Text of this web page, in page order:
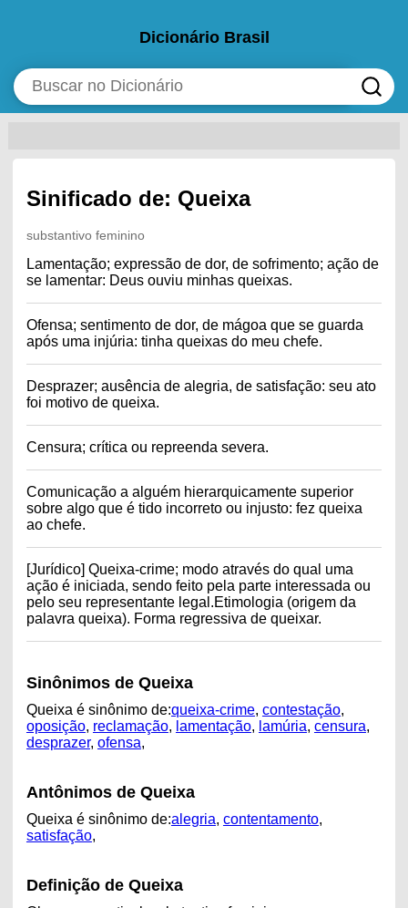
Dicionário Brasil
Sinificado de: Queixa
substantivo feminino
Lamentação; expressão de dor, de sofrimento; ação de
se lamentar: Deus ouviu minhas queixas.
Ofensa; sentimento de dor, de mágoa que se guarda
após uma injúria: tinha queixas do meu chefe.
Desprazer; ausência de alegria, de satisfação: seu ato
foi motivo de queixa.
Censura; crítica ou repreenda severa.
Comunicação a alguém hierarquicamente superior
sobre algo que é tido incorreto ou injusto: fez queixa
ao chefe.
[Jurídico] Queixa-crime; modo através do qual uma
ação é iniciada, sendo feito pela parte interessada ou
pelo seu representante legal.Etimologia (origem da
palavra queixa). Forma regressiva de queixar.
Sinônimos de Queixa
Queixa é sinônimo de:queixa-crime, contestação,
oposição, reclamação, lamentação, lamúria, censura,
desprazer, ofensa,
Antônimos de Queixa
Queixa é sinônimo de:alegria, contentamento,
satisfação,
Definição de Queixa